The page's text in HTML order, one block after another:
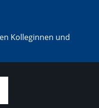
Kolleginnen und